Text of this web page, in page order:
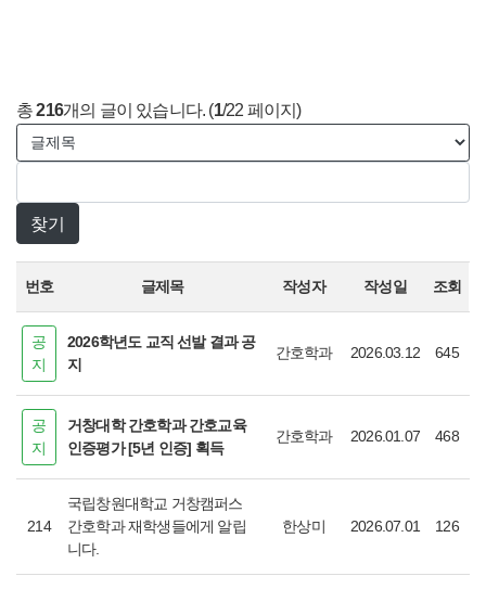
총216개의 글이 있습니다. (1/22 페이지)
번호 글제목 작성자 작성일 조회
공
지
2026학년도 교직 선발 결과 공
지
간호학과 2026.03.12 645
공
지
거창대학 간호학과 간호교육
인증평가 [5년 인증] 획득
간호학과 2026.01.07 468
214
국립창원대학교 거창캠퍼스
간호학과 재학생들에게 알립
니다.
한상미 2026.07.01 126